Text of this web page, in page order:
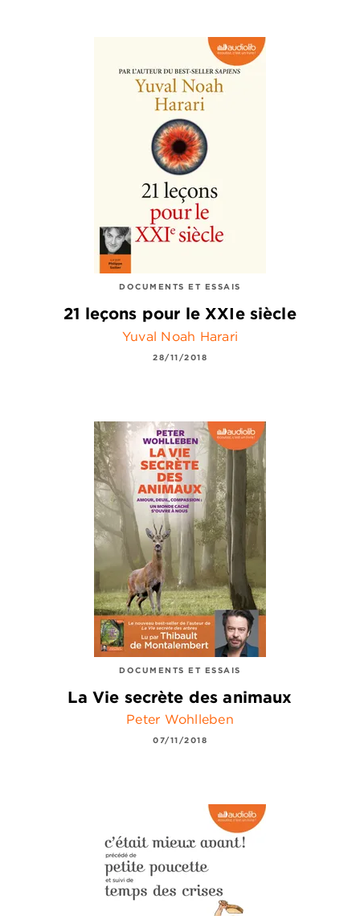
DOCUMENTS ET ESSAIS
21 leçons pour le XXIe siècle
Yuval Noah Harari
28/11/2018
DOCUMENTS ET ESSAIS
La Vie secrète des animaux
Peter Wohlleben
07/11/2018